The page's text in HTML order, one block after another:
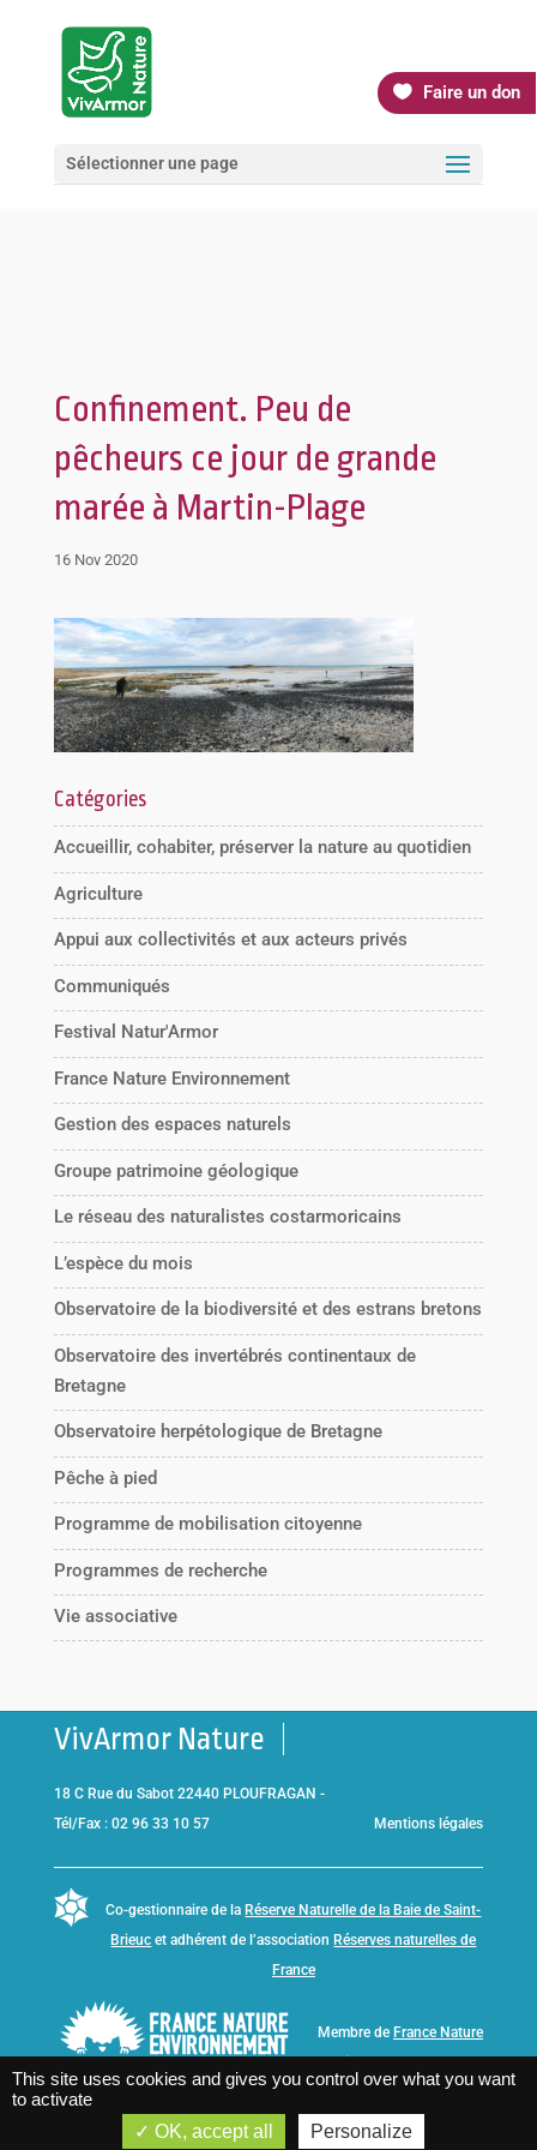
Faire un don
Sélectionner une page
Confinement. Peu de
pêcheurs ce jour de grande
marée à Martin-Plage
16 Nov 2020
Catégories
Accueillir, cohabiter, préserver la nature au quotidien
Agriculture
Appui aux collectivités et aux acteurs privés
Communiqués
Festival Natur'Armor
France Nature Environnement
Gestion des espaces naturels
Groupe patrimoine géologique
Le réseau des naturalistes costarmoricains
L’espèce du mois
Observatoire de la biodiversité et des estrans bretons
Observatoire des invertébrés continentaux de
Bretagne
Observatoire herpétologique de Bretagne
Pêche à pied
Programme de mobilisation citoyenne
Programmes de recherche
Vie associative
VivArmor Nature
18 C Rue du Sabot 22440 PLOUFRAGAN -
Tél/Fax : 02 96 33 10 57
Mentions légales
Co-gestionnaire de la Réserve Naturelle de la Baie de Saint-
Brieuc et adhérent de l’association Réserves naturelles de
France
Membre de France Nature
This site uses cookies and gives you control over what you want
to activate
OK, accept all
Personalize